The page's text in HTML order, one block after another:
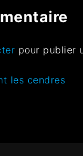
pour publier
les cendres